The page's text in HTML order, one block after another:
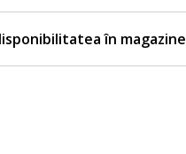
în magazine